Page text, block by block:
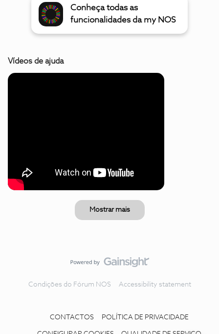
Conheça todas as
funcionalidades da my NOS
Vídeos de ajuda
Mostrar mais
Condições do Fórum NOS Accessibility statement
CONTACTOS POLÍTICA DE PRIVACIDADE